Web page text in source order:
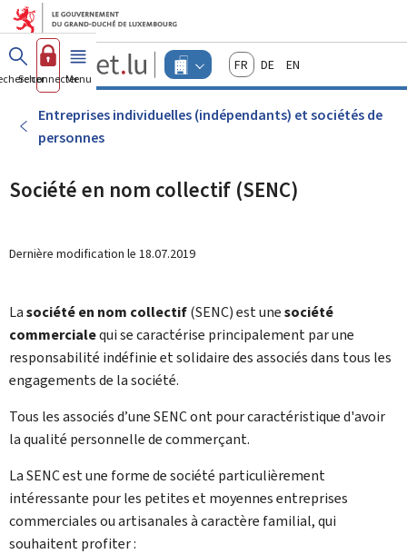
Aller au menu principal
Aller au contenu
Guichet.lu
Changer
d'espace
Menu
FrançaisDeutschEnglish
Se connecterMenu principal
Entreprises individuelles (indépendants) et sociétés de
personnes
Société en nom collectif (SENC)
Dernière modification le 18.07.2019
Lasociété en nom collectif(SENC) est unesociété
commercialequi se caractérise principalement par une
responsabilité indéfinie et solidaire des associés dans tous les
engagements de la société.
Tous les associés d’une SENC ont pour caractéristique d'avoir
la qualité personnelle de commerçant.
La SENC est une forme de société particulièrement
intéressante pour les petites et moyennes entreprises
commerciales ou artisanales à caractère familial, qui
souhaitent profiter :